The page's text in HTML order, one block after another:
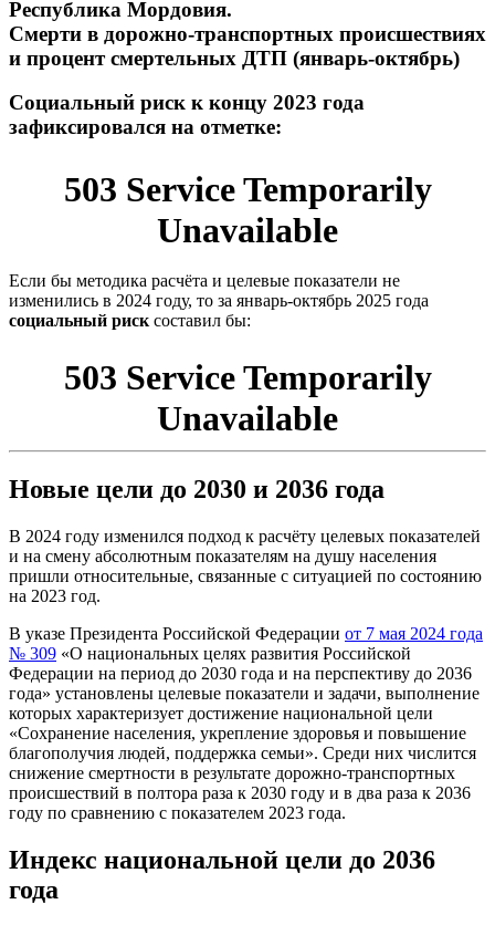
Республика Мордовия.
Смерти в дорожно-транспортных происшествиях
и процент смертельных ДТП (январь-октябрь)
Социальный риск к концу 2023 года
зафиксировался на отметке:
Если бы методика расчёта и целевые показатели не
изменились в 2024 году, то за январь-октябрь 2025 года
социальный риск составил бы:
Новые цели до 2030 и 2036 года
В 2024 году изменился подход к расчёту целевых показателей
и на смену абсолютным показателям на душу населения
пришли относительные, связанные с ситуацией по состоянию
на 2023 год.
В указе Президента Российской Федерации от 7 мая 2024 года
№ 309 «О национальных целях развития Российской
Федерации на период до 2030 года и на перспективу до 2036
года» установлены целевые показатели и задачи, выполнение
которых характеризует достижение национальной цели
«Сохранение населения, укрепление здоровья и повышение
благополучия людей, поддержка семьи». Среди них числится
снижение смертности в результате дорожно-транспортных
происшествий в полтора раза к 2030 году и в два раза к 2036
году по сравнению с показателем 2023 года.
Индекс национальной цели до 2036
года